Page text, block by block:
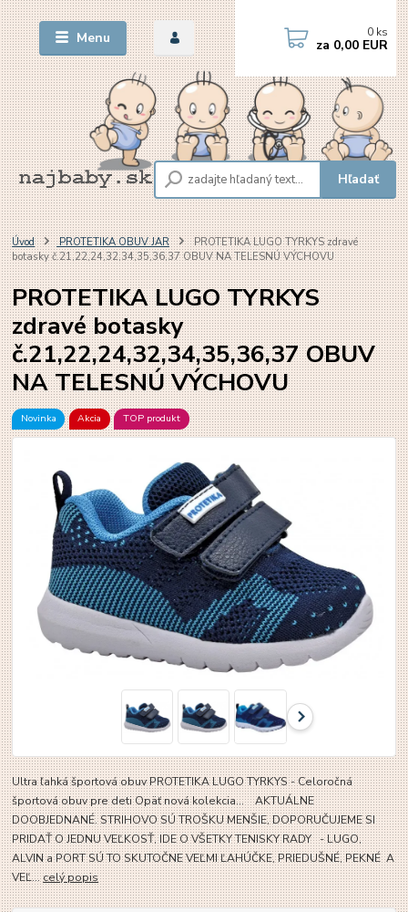
Menu
Hľadať
0 ks
za 0,00 EUR
Úvod PROTETIKA OBUV JAR
PROTETIKA LUGO TYRKYS zdravé
botasky č.21,22,24,32,34,35,36,37 OBUV NA TELESNÚ VÝCHOVU
PROTETIKA LUGO TYRKYS
zdravé botasky
č.21,22,24,32,34,35,36,37 OBUV
NA TELESNÚ VÝCHOVU
Novinka Akcia TOP produkt
Ultra ľahká športová obuv PROTETIKA LUGO TYRKYS - Celoročná
športová obuv pre deti Opäť nová kolekcia... AKTUÁLNE
DOOBJEDNANÉ. STRIHOVO SÚ TROŠKU MENŠIE, DOPORUČUJEME SI
PRIDAŤ O JEDNU VEĽKOSŤ, IDE O VŠETKY TENISKY RADY - LUGO,
ALVIN a PORT SÚ TO SKUTOČNE VEĽMI ĽAHÚČKE, PRIEDUŠNÉ, PEKNÉ A
VEĽ...celý popis